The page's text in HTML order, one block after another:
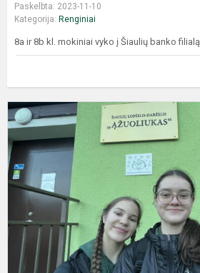
Paskelbta: 2023-11-10
Kategorija: Renginiai
8a ir 8b kl. mokiniai vyko į Šiaulių banko filialą.